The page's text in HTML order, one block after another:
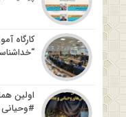
کارگاه
اولین